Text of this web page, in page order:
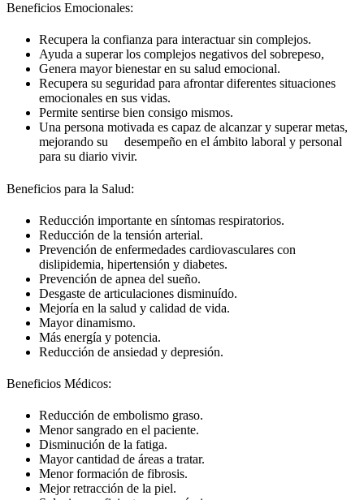
Beneficios Emocionales:
Recupera la confianza para interactuar sin complejos.
Ayuda a superar los complejos negativos del sobrepeso,
Genera mayor bienestar en su salud emocional.
Recupera su seguridad para afrontar diferentes situaciones
emocionales en sus vidas.
Permite sentirse bien consigo mismos.
Una persona motivada es capaz de alcanzar y superar metas,
mejorando su desempeño en el ámbito laboral y personal
para su diario vivir.
Beneficios para la Salud:
Reducción importante en síntomas respiratorios.
Reducción de la tensión arterial.
Prevención de enfermedades cardiovasculares con
dislipidemia, hipertensión y diabetes.
Prevención de apnea del sueño.
Desgaste de articulaciones disminuído.
Mejoría en la salud y calidad de vida.
Mayor dinamismo.
Más energía y potencia.
Reducción de ansiedad y depresión.
Beneficios Médicos:
Reducción de embolismo graso.
Menor sangrado en el paciente.
Disminución de la fatiga.
Mayor cantidad de áreas a tratar.
Menor formación de fibrosis.
Mejor retracción de la piel.